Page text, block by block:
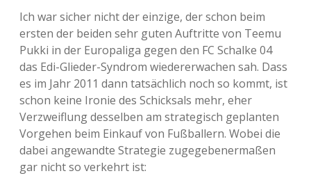
Ich war sicher nicht der einzige, der schon beim
ersten der beiden sehr guten Auftritte von Teemu
Pukki in der Europaliga gegen den FC Schalke 04
das Edi-Glieder-Syndrom wiedererwachen sah. Dass
es im Jahr 2011 dann tatsächlich noch so kommt, ist
schon keine Ironie des Schicksals mehr, eher
Verzweiflung desselben am strategisch geplanten
Vorgehen beim Einkauf von Fußballern. Wobei die
dabei angewandte Strategie zugegebenermaßen
gar nicht so verkehrt ist: